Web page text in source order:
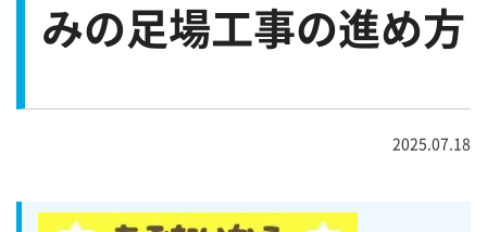
みの足場工事の進め方
2025.07.18